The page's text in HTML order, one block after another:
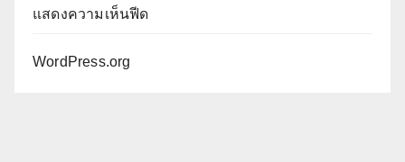
แสดงความเห็นฟีด
WordPress.org